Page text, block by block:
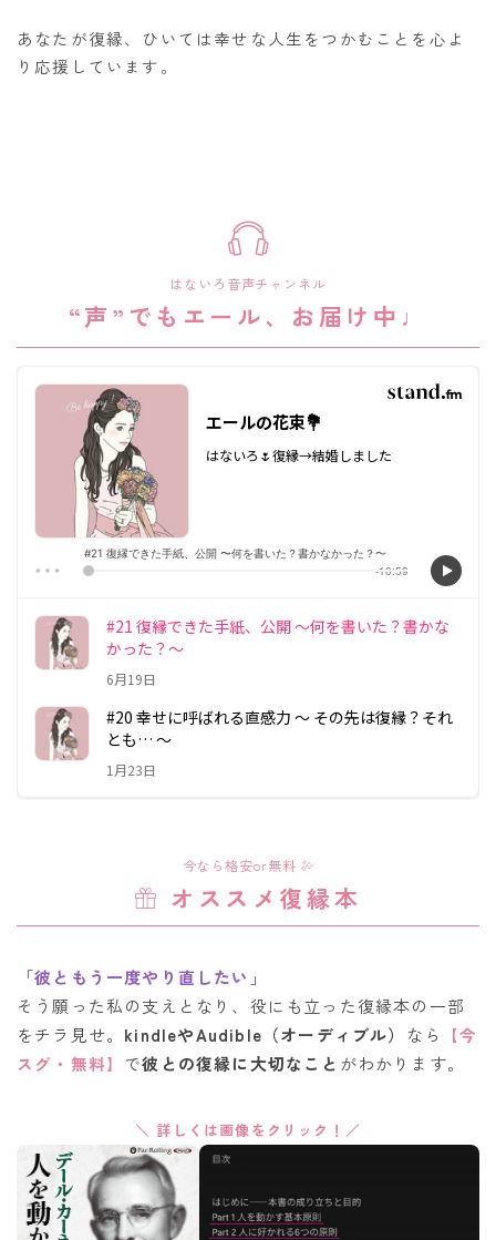
あなたが復縁、ひいては幸せな人生をつかむことを心よ
り応援しています。
はないろ音声チャンネル
“声”でもエール、お届け中♩
今なら格安or無料
オススメ復縁本
「彼ともう一度やり直したい」
そう願った私の支えとなり、役にも立った復縁本の一部
をチラ見せ。 kindleやAudible（オーディブル） なら
【今
スグ・無料】 で彼との復縁に大切なこと がわかります。
＼ 詳しくは画像をクリック！／